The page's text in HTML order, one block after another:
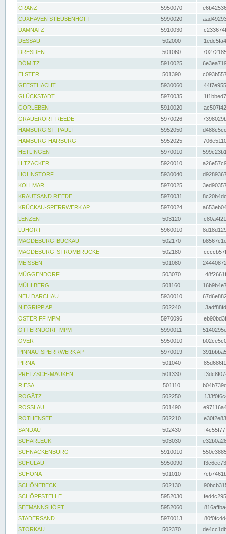
CRANZ
5950070
CUXHAVEN STEUBENHÖFT
5990020
DAMNATZ
5910030
DESSAU
502000
DRESDEN
501060
DÖMITZ
5910025
ELSTER
501390
GEESTHACHT
5930060
GLÜCKSTADT
5970035
GORLEBEN
5910020
GRAUERORT REEDE
5970026
HAMBURG ST. PAULI
5952050
HAMBURG-HARBURG
5952025
HETLINGEN
5970010
HITZACKER
5920010
HOHNSTORF
5930040
KOLLMAR
5970025
KRAUTSAND REEDE
5970031
KRÜCKAU-SPERRWERK AP
5970024
LENZEN
503120
LÜHORT
5960010
MAGDEBURG-BUCKAU
502170
MAGDEBURG-STROMBRÜCKE
502180
MEISSEN
501080
MÜGGENDORF
503070
MÜHLBERG
501160
NEU DARCHAU
5930010
NIEGRIPP AP
502240
OSTERIFF MPM
5970096
OTTERNDORF MPM
5990011
OVER
5950010
PINNAU-SPERRWERK AP
5970019
PIRNA
501040
PRETZSCH-MAUKEN
501330
RIESA
501110
ROGÄTZ
502250
ROSSLAU
501490
ROTHENSEE
502210
SANDAU
502430
SCHARLEUK
503030
SCHNACKENBURG
5910010
SCHULAU
5950090
SCHÖNA
501010
SCHÖNEBECK
502130
SCHÖPFSTELLE
5952030
SEEMANNSHÖFT
5952060
STADERSAND
5970013
STORKAU
502370